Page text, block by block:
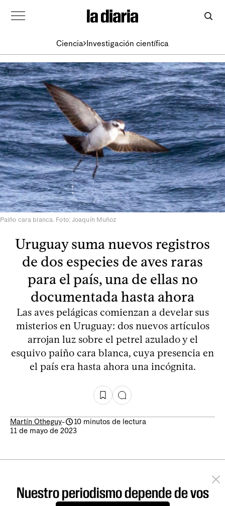
Ciencia Investigación científica
Paiño cara blanca. Foto: Joaquín Muñoz
Uruguay suma nuevos registros
de dos especies de aves raras
para el país, una de ellas no
documentada hasta ahora
Las aves pelágicas comienzan a develar sus
misterios en Uruguay: dos nuevos artículos
arrojan luz sobre el petrel azulado y el
esquivo paiño cara blanca, cuya presencia en
el país era hasta ahora una incógnita.
Martín Otheguy-
10 minutos de lectura
11 de mayo de 2023
Nuestro periodismo depende de vos